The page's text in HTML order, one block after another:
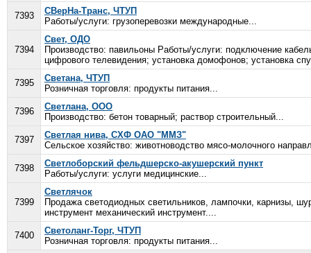
7393
СВерНа-Транс, ЧТУП
Работы/услуги: грузоперевозки международные...
7394
Свет, ОДО
Производство: павильоны Работы/услуги: подключение
цифрового телевидения; установка домофонов; установка
7395
Светана, ЧТУП
Розничная торговля: продукты питания...
7396
Светлана, ООО
Производство: бетон товарный; раствор строительный...
7397
Светлая нива, СХФ ОАО "ММЗ"
Сельское хозяйство: животноводство мясо-молочного
7398
Светлоборский фельдшерско-акушерский пункт
Работы/услуги: услуги медицинские...
7399
Светлячок
Продажа светодиодных светильников, лампочки, карнизы,
инструмент механический инструмент....
7400
Светоланг-Торг, ЧТУП
Розничная торговля: продукты питания...